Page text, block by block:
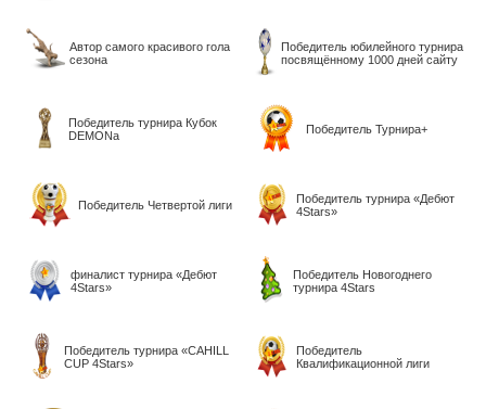
Aвтор самого красивого гола
сезона
Победитель юбилейного турнира
посвящённому 1000 дней сайту
Победитель турнира Кубок
DEMONa
Победитель Турнира+
Победитель Четвертой лиги
Победитель турнира «Дебют
4Stars»
финалист турнира «Дебют
4Stars»
Победитель Новогоднего
турнира 4Stars
Победитель турнира «CAHILL
CUP 4Stars»
Победитель
Квалификационной лиги